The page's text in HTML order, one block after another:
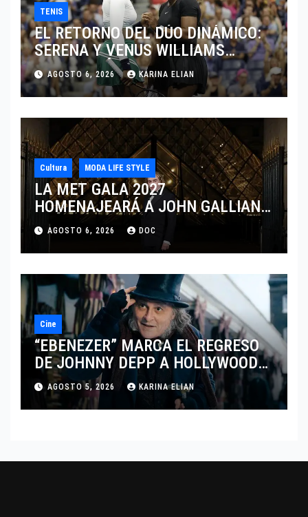
TENIS
EL RETORNO DEL DÚO DINÁMICO:
SERENA Y VENUS WILLIAMS
DISPUTARÁN LOS DOBLES EN
CINCINNATI 2026
AGOSTO 6, 2026 KARINA ELIAN
Cultura MODA LIFE STYLE
LA MET GALA 2027
HOMENAJEARÁ A JOHN GALLIANO
MARCANDO EL REGRESO DEL REY
DEL DRAMATISMO
AGOSTO 6, 2026 DOC
Cine
“EBENEZER” MARCA EL REGRESO
DE JOHNNY DEPP A HOLLYWOOD
TRAS SU PASO POR EL CINE
INDEPENDIENTE EUROPEO
AGOSTO 5, 2026 KARINA ELIAN